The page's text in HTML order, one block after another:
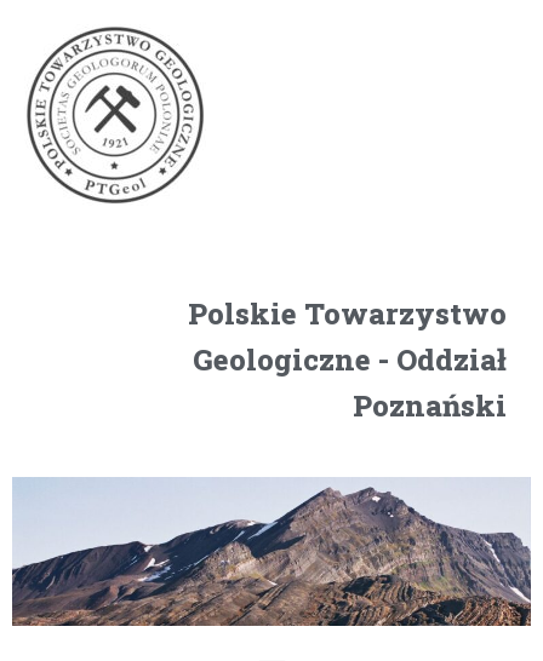
Polskie Towarzystwo
Geologiczne - Oddział
Poznański